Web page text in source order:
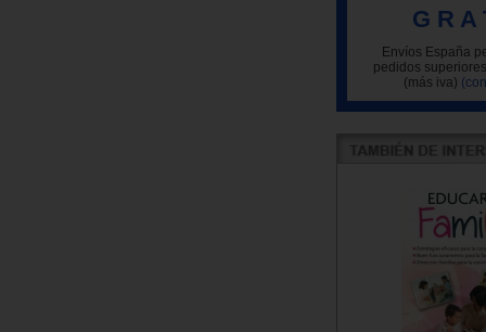
G R A
Envíos España
pedidos
(más iva)